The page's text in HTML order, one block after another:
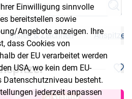
Einwilligung sinnvolle
bereitstellen sowie
Angebote anzeigen. Ihre
dass Cookies von
der EU verarbeitet werden
USA, wo kein dem EU-
Datenschutzniveau besteht.
jederzeit anpassen
Malen & Zeichnen Anspitzer